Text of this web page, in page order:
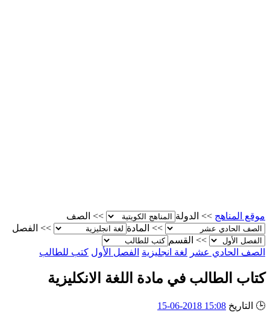
>> الدولة >>
الصف
المادة
الفصل
>>
القسم
عشر لغة انجليزية الفصل الأول كتب للطالب
الطالب في مادة اللغة الانكليزية
15:08 2018-06-15